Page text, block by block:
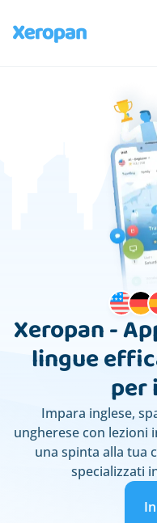
Xeropan -
lingue
per
Impara inglese,
ungherese con lezioni
una spinta alla tua
specializzati